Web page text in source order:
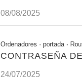
08/08/2025
Ordenadores · portada·
CONTRASEÑA
24/07/2025